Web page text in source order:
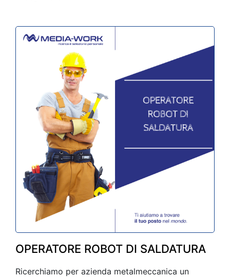
OPERATORE ROBOT DI SALDATURA
Ricerchiamo per azienda metalmeccanica un